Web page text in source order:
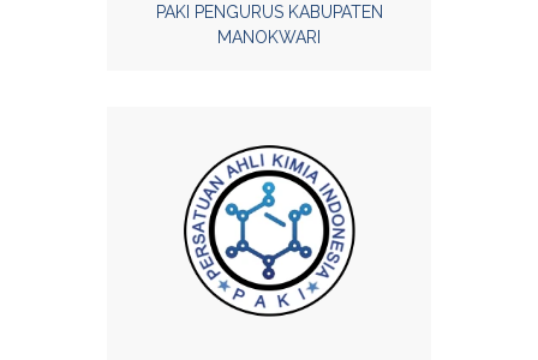
PAKI PENGURUS KABUPATEN
MANOKWARI